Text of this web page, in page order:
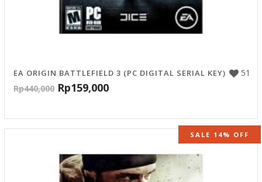
51
EA ORIGIN BATTLEFIELD 3 (PC DIGITAL SERIAL KEY)
Rp440,000 Rp159,000
SALE 14% OFF